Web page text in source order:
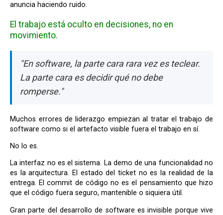
anuncia haciendo ruido.
El trabajo está oculto en decisiones, no en
movimiento.
"En software, la parte cara rara vez es teclear.
La parte cara es decidir qué no debe
romperse."
Muchos errores de liderazgo empiezan al tratar el trabajo de
software como si el artefacto visible fuera el trabajo en sí.
No lo es.
La interfaz no es el sistema. La demo de una funcionalidad no
es la arquitectura. El estado del ticket no es la realidad de la
entrega. El commit de código no es el pensamiento que hizo
que el código fuera seguro, mantenible o siquiera útil.
Gran parte del desarrollo de software es invisible porque vive